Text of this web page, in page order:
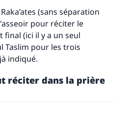
(sans séparation
pour réciter le
final (ici il y a un seul
Taslim pour les trois
indiqué.
réciter dans la prière